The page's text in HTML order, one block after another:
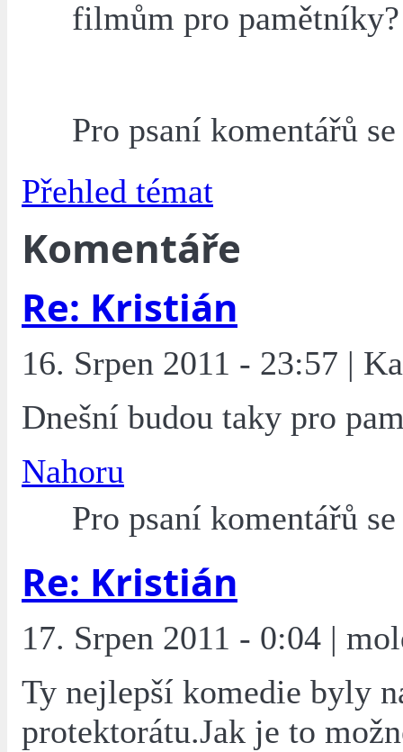
filmům pro pamětníky?
Pro psaní komentářů
Přehled témat
Komentáře
Re: Kristián
16. Srpen 2011 - 23:57 |
Dnešní budou taky pro
Nahoru
Pro psaní komentářů
Re: Kristián
17. Srpen 2011 - 0:04 |
Ty nejlepší komedie byly
protektorátu.Jak je to